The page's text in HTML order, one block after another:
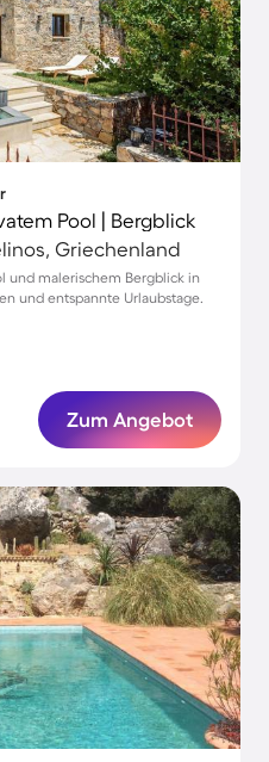
Pool | Bergblick
Griechenland
und malerischem Bergblick in
und entspannte Urlaubstage.
Zum Angebot